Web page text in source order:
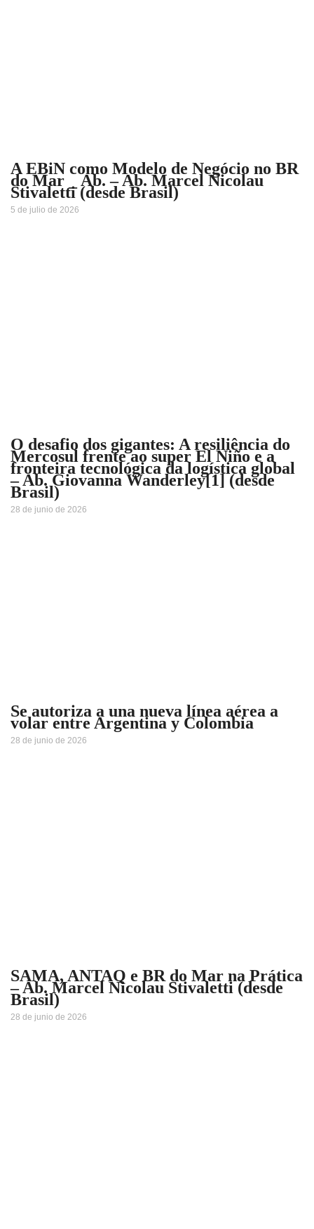
A EBiN como Modelo de Negócio no BR
do Mar _ Ab. – Ab. Marcel Nicolau
Stivaletti (desde Brasil)
5 de julio de 2026
O desafio dos gigantes: A resiliência do
Mercosul frente ao super El Niño e a
fronteira tecnológica da logística global
– Ab. Giovanna Wanderley[1] (desde
Brasil)
28 de junio de 2026
Se autoriza a una nueva línea aérea a
volar entre Argentina y Colombia
28 de junio de 2026
SAMA, ANTAQ e BR do Mar na Prática
– Ab. Marcel Nicolau Stivaletti (desde
Brasil)
28 de junio de 2026